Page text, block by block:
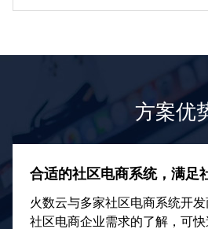
方案优
合适的社区电商系统，满足
火数云与多家社区电商系统开
社区电商企业需求的了解，可